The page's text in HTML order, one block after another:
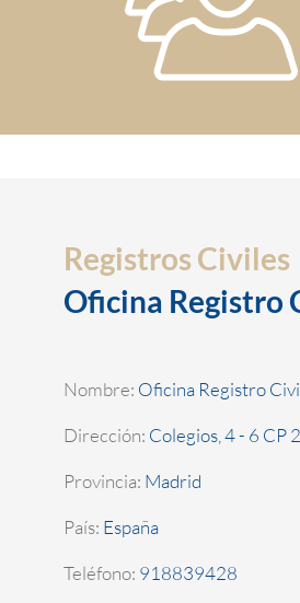
Registros Civiles
Oficina Registro
Nombre: Oficina Registro
Dirección: Colegios, 4 - 6 CP
Provincia: Madrid
País: España
Teléfono: 918839428